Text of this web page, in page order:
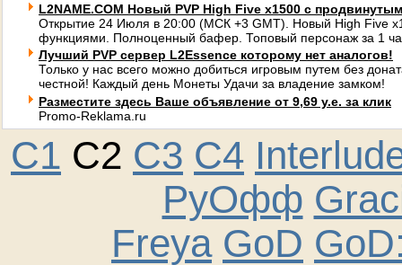
L2NAME.COM Новый PVP High Five x1500 с
Открытие 24 Июля в 20:00 (МСК +3 GMT). Новый High Five
функциями. Полноценный бафер. Топовый персонаж за 1
Лучший PVP сервер L2Essence которому нет аналогов!
Только у нас всего можно добиться игровым путем без
честной! Каждый день Монеты Удачи за владение замком!
Разместите здесь Ваше объявление от 9,69 у.е. за клик
Promo-Reklama.ru
C1 C2 C3 C4
РуОфф
Freya GoD